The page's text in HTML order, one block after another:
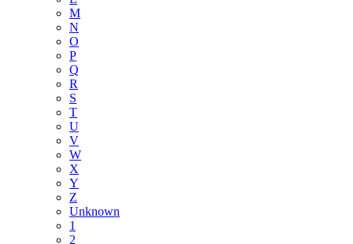
M
N
O
P
Q
R
S
T
U
V
W
X
Y
Z
Unknown
1
2